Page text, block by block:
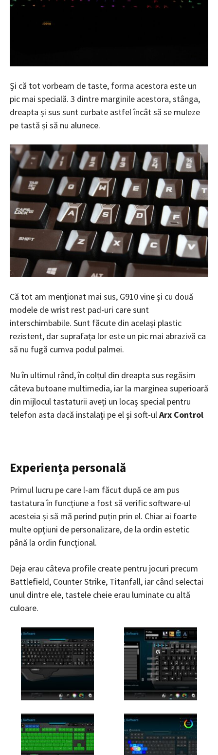
Și că tot vorbeam de taste, forma acestora este un
pic mai specială. 3 dintre marginile acestora, stânga,
dreapta și sus sunt curbate astfel încât să se muleze
pe tastă și să nu alunece.
Că tot am menționat mai sus, G910 vine și cu două
modele de wrist rest pad-uri care sunt
interschimbabile. Sunt făcute din același plastic
rezistent, dar suprafața lor este un pic mai abrazivă ca
să nu fugă cumva podul palmei.
Nu în ultimul rând, în colțul din dreapta sus regăsim
câteva butoane multimedia, iar la marginea superioară
din mijlocul tastaturii aveți un locaș special pentru
telefon asta dacă instalați pe el și soft-ulArx Control
Experiența personală
Primul lucru pe care l-am făcut după ce am pus
tastatura în funcțiune a fost să verific software-ul
acesteia și să mă perind puțin prin el. Chiar ai foarte
multe opțiuni de personalizare, de la ordin estetic
până la ordin funcțional.
Deja erau câteva profile create pentru jocuri precum
Battlefield, Counter Strike, Titanfall, iar când selectai
unul dintre ele, tastele cheie erau luminate cu altă
culoare.